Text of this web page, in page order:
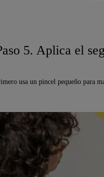
5. Aplica el
usa un pincel pequeño para